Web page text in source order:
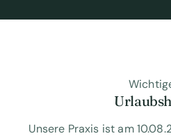
Unsere Praxis ist am